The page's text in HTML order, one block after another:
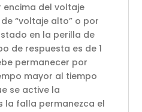
del voltaje
“voltaje alto” o por
en la perilla de
de respuesta es de 1
permanecer por
mayor al tiempo
se active la
la falla permanezca el